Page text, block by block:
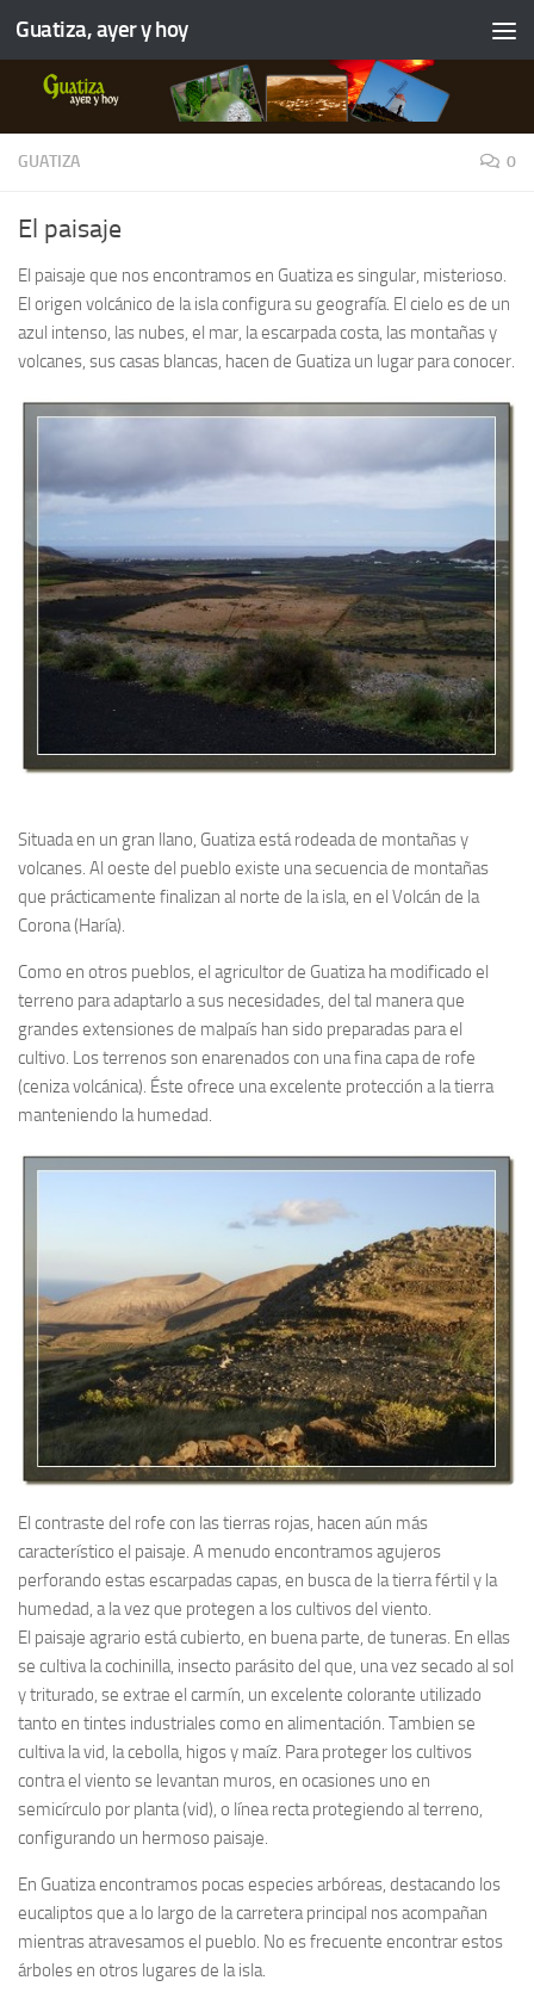
Guatiza, ayer y hoy
GUATIZA 0
El paisaje
El paisaje que nos encontramos en Guatiza es singular, misterioso.
El origen volcánico de la isla configura su geografía. El cielo es de un
azul intenso, las nubes, el mar, la escarpada costa, las montañas y
volcanes, sus casas blancas, hacen de Guatiza un lugar para conocer.
Situada en un gran llano, Guatiza está rodeada de montañas y
volcanes. Al oeste del pueblo existe una secuencia de montañas
que prácticamente finalizan al norte de la isla, en el Volcán de la
Corona (Haría).
Como en otros pueblos, el agricultor de Guatiza ha modificado el
terreno para adaptarlo a sus necesidades, del tal manera que
grandes extensiones de malpaís han sido preparadas para el
cultivo. Los terrenos son enarenados con una fina capa de rofe
(ceniza volcánica). Éste ofrece una excelente protección a la tierra
manteniendo la humedad.
El contraste del rofe con las tierras rojas, hacen aún más
característico el paisaje. A menudo encontramos agujeros
perforando estas escarpadas capas, en busca de la tierra fértil y la
humedad, a la vez que protegen a los cultivos del viento.
El paisaje agrario está cubierto, en buena parte, de tuneras. En ellas
se cultiva la cochinilla, insecto parásito del que, una vez secado al sol
y triturado, se extrae el carmín, un excelente colorante utilizado
tanto en tintes industriales como en alimentación. Tambien se
cultiva la vid, la cebolla, higos y maíz. Para proteger los cultivos
contra el viento se levantan muros, en ocasiones uno en
semicírculo por planta (vid), o línea recta protegiendo al terreno,
configurando un hermoso paisaje.
En Guatiza encontramos pocas especies arbóreas, destacando los
eucaliptos que a lo largo de la carretera principal nos acompañan
mientras atravesamos el pueblo. No es frecuente encontrar estos
árboles en otros lugares de la isla.